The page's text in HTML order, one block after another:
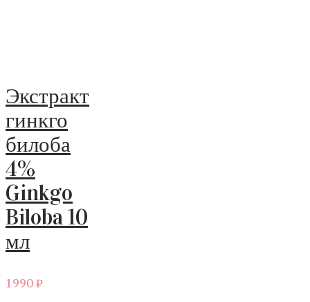
Экстракт
гинкго
билоба
4%
Ginkgo
Biloba 10
мл
1990₽